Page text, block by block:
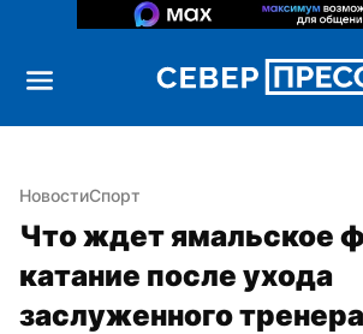
НовостиСпорт
Что ждет ямальское
катание после ухода
заслуженного тренера